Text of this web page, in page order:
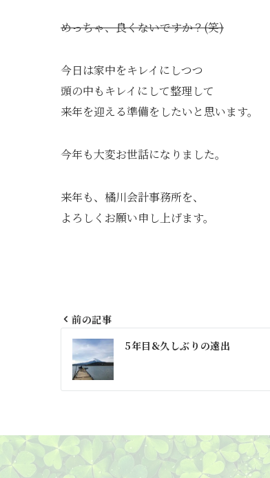
めっちゃ、良くないですか？(笑)
今日は家中をキレイにしつつ
頭の中もキレイにして整理して
来年を迎える準備をしたいと思います。
今年も大変お世話になりました。
来年も、橘川会計事務所を、
よろしくお願い申し上げます。
投
稿
ナ
ゲ
ー
前の記事
5年目&久しぶりの遠出